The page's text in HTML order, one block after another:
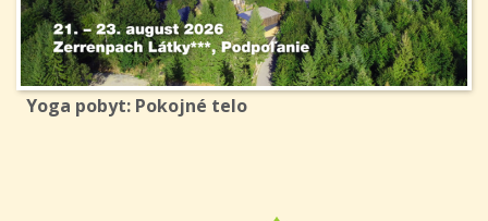
Yoga pobyt: Pokojné telo